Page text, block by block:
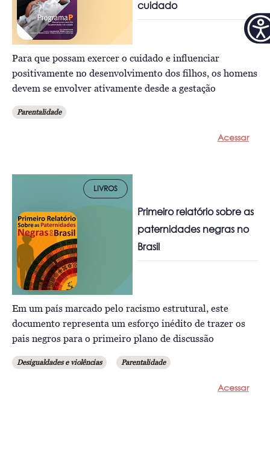
cuidado
Para que possam exercer o cuidado e influenciar
positivamente no desenvolvimento dos filhos, os homens
devem se envolver ativamente desde a gestação
Parentalidade
Acessar
LIVROS
Primeiro relatório sobre as
paternidades negras no
Brasil
Em um país marcado pelo racismo estrutural, este
documento representa um esforço inédito de trazer os
pais negros para o primeiro plano de discussão
Desigualdades e violências Parentalidade
Acessar